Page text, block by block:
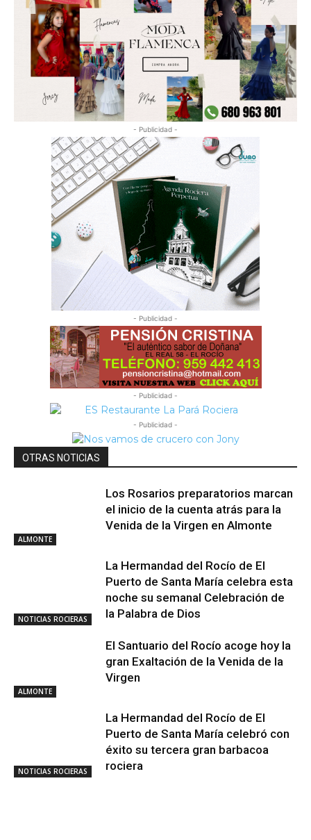
- Publicidad -
- Publicidad -
- Publicidad -
- Publicidad -
OTRAS NOTICIAS
ALMONTE
Los Rosarios preparatorios marcan
el inicio de la cuenta atrás para la
Venida de la Virgen en Almonte
NOTICIAS ROCIERAS
La Hermandad del Rocío de El
Puerto de Santa María celebra esta
noche su semanal Celebración de
la Palabra de Dios
ALMONTE
El Santuario del Rocío acoge hoy la
gran Exaltación de la Venida de la
Virgen
NOTICIAS ROCIERAS
La Hermandad del Rocío de El
Puerto de Santa María celebró con
éxito su tercera gran barbacoa
rociera